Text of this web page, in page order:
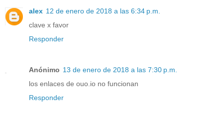
alex 12 de enero de 2018 a las 6:34 p.m.
clave x favor
Responder
Anónimo 13 de enero de 2018 a las 7:30 p.m.
los enlaces de ouo.io no funcionan
Responder